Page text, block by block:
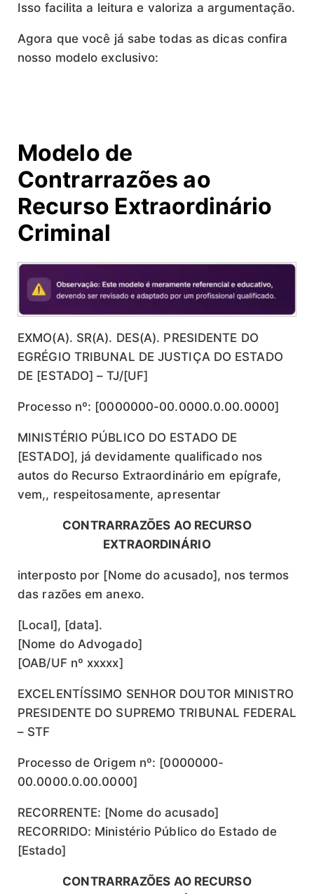
Isso facilita a leitura e valoriza a argumentação.
Agora que você já sabe todas as dicas confira
nosso modelo exclusivo:
Modelo de
Contrarrazões ao
Recurso Extraordinário
Criminal
EXMO(A). SR(A). DES(A). PRESIDENTE DO
EGRÉGIO TRIBUNAL DE JUSTIÇA DO ESTADO
DE [ESTADO] – TJ/[UF]
Processo nº: [0000000-00.0000.0.00.0000]
MINISTÉRIO PÚBLICO DO ESTADO DE
[ESTADO], já devidamente qualificado nos
autos do Recurso Extraordinário em epígrafe,
vem,, respeitosamente, apresentar
CONTRARRAZÕES AO RECURSO
EXTRAORDINÁRIO
interposto por [Nome do acusado], nos termos
das razões em anexo.
[Local], [data].
[Nome do Advogado]
[OAB/UF nº xxxxx]
EXCELENTÍSSIMO SENHOR DOUTOR MINISTRO
PRESIDENTE DO SUPREMO TRIBUNAL FEDERAL
– STF
Processo de Origem nº: [0000000-
00.0000.0.00.0000]
RECORRENTE: [Nome do acusado]
RECORRIDO: Ministério Público do Estado de
[Estado]
CONTRARRAZÕES AO RECURSO